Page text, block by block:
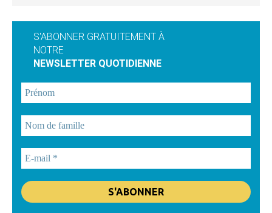
S'ABONNER GRATUITEMENT À
NOTRE
NEWSLETTER QUOTIDIENNE